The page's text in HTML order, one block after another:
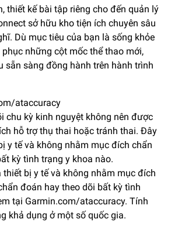
thiết kế bài tập riêng cho đến quản lý
sở hữu kho tiện ích chuyên sâu
Dù mục tiêu của bạn là sống khỏe
những cột mốc thể thao mới,
sẵn sàng đồng hành trên hành trình
ataccuracy
chu kỳ kinh nguyệt không nên được
hỗ trợ thụ thai hoặc tránh thai. Đây
y tế và không nhằm mục đích chẩn
kỳ tình trạng y khoa nào.
bị y tế và không nhằm mục đích
đoán hay theo dõi bất kỳ tình
tại Garmin.com/ataccuracy. Tính
khả dụng ở một số quốc gia.